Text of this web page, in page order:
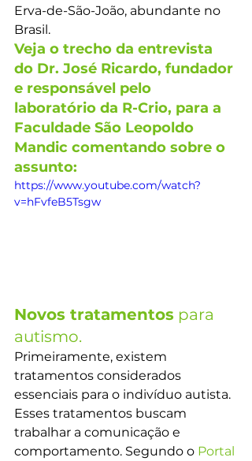
Erva-de-São-João, abundante no
Brasil.
Veja o trecho da entrevista
do Dr. José Ricardo, fundador
e responsável pelo
laboratório da R-Crio, para a
Faculdade São Leopoldo
Mandic comentando sobre o
assunto:
https://www.youtube.com/watch?
v=hFvfeB5Tsgw
Novos tratamentos para
autismo.
Primeiramente, existem
tratamentos considerados
essenciais para o indivíduo autista.
Esses tratamentos buscam
trabalhar a comunicação e
comportamento. Segundo o Portal